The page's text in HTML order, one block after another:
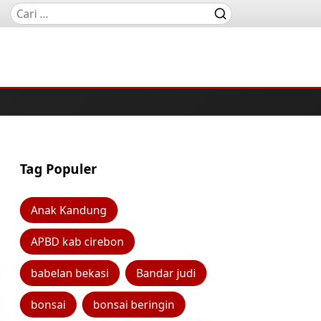
Tag Populer
Anak Kandung
APBD kab cirebon
babelan bekasi Bandar judi
bonsai bonsai beringin